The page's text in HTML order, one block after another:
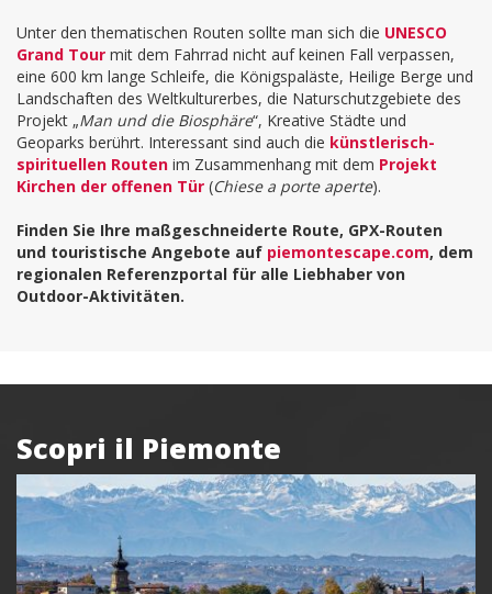
Unter den thematischen Routen sollte man sich die UNESCO
Grand Tour mit dem Fahrrad nicht auf keinen Fall verpassen,
eine 600 km lange Schleife, die Königspaläste, Heilige Berge und
Landschaften des Weltkulturerbes, die Naturschutzgebiete des
Projekt „Man und die Biosphäre“, Kreative Städte und
Geoparks berührt. Interessant sind auch die künstlerisch-
spirituellen Routen im Zusammenhang mit dem Projekt
Kirchen der offenen Tür (Chiese a porte aperte).
Finden Sie Ihre maßgeschneiderte Route, GPX-Routen
und touristische Angebote auf piemontescape.com, dem
regionalen Referenzportal für alle Liebhaber von
Outdoor-Aktivitäten.
Scopri il Piemonte